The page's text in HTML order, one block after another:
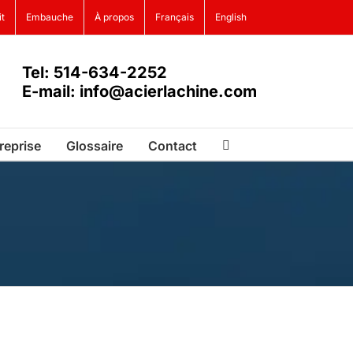
Embauche À propos Français English
Tel: 514-634-2252
E-mail: info@acierlachine.com
Glossaire Contact